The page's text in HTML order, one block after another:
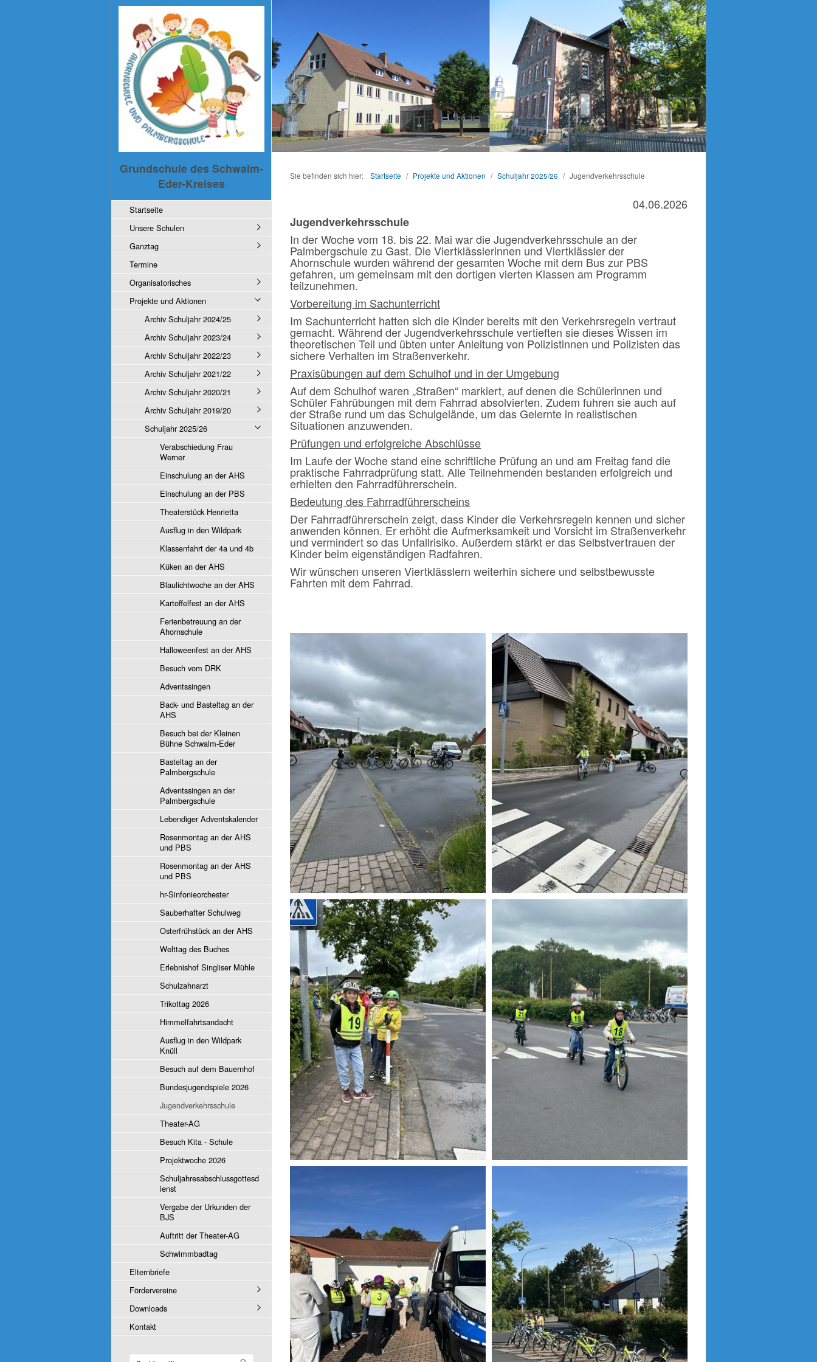
Grundschule des Schwalm-
Eder-Kreises
Startseite
Unsere Schulen
Ganztag
Termine
Organisatorisches
Projekte und Aktionen
Archiv Schuljahr 2024/25
Archiv Schuljahr 2023/24
Archiv Schuljahr 2022/23
Archiv Schuljahr 2021/22
Archiv Schuljahr 2020/21
Archiv Schuljahr 2019/20
Schuljahr 2025/26
Verabschiedung Frau
Werner
Einschulung an der AHS
Einschulung an der PBS
Theaterstück Henrietta
Ausflug in den Wildpark
Klassenfahrt der 4a und 4b
Küken an der AHS
Blaulichtwoche an der AHS
Kartoffelfest an der AHS
Ferienbetreuung an der
Ahornschule
Halloweenfest an der AHS
Besuch vom DRK
Adventssingen
Back- und Basteltag an der
AHS
Besuch bei der Kleinen
Bühne Schwalm-Eder
Basteltag an der
Palmbergschule
Adventssingen an der
Palmbergschule
Lebendiger Adventskalender
Rosenmontag an der AHS
und PBS
Rosenmontag an der AHS
und PBS
hr-Sinfonieorchester
Sauberhafter Schulweg
Osterfrühstück an der AHS
Welttag des Buches
Erlebnishof Singliser Mühle
Schulzahnarzt
Trikottag 2026
Himmelfahrtsandacht
Ausflug in den Wildpark
Knüll
Besuch auf dem Bauernhof
Bundesjugendspiele 2026
Jugendverkehrsschule
Theater-AG
Besuch Kita - Schule
Projektwoche 2026
Schuljahresabschlussgottesd
ienst
Vergabe der Urkunden der
BJS
Auftritt der Theater-AG
Schwimmbadtag
Elternbriefe
Fördervereine
Downloads
Kontakt
Sie befinden sich hier: Startseite / Projekte und Aktionen / Schuljahr 2025/26 / Jugendverkehrsschule
04.06.2026
Jugendverkehrsschule
In der Woche vom 18. bis 22. Mai war die Jugendverkehrsschule an der
Palmbergschule zu Gast. Die Viertklässlerinnen und Viertklässler der
Ahornschule wurden während der gesamten Woche mit dem Bus zur PBS
gefahren, um gemeinsam mit den dortigen vierten Klassen am Programm
teilzunehmen.
Vorbereitung im Sachunterricht
Im Sachunterricht hatten sich die Kinder bereits mit den Verkehrsregeln vertraut
gemacht. Während der Jugendverkehrsschule vertieften sie dieses Wissen im
theoretischen Teil und übten unter Anleitung von Polizistinnen und Polizisten das
sichere Verhalten im Straßenverkehr.
Praxisübungen auf dem Schulhof und in der Umgebung
Auf dem Schulhof waren „Straßen“ markiert, auf denen die Schülerinnen und
Schüler Fahrübungen mit dem Fahrrad absolvierten. Zudem fuhren sie auch auf
der Straße rund um das Schulgelände, um das Gelernte in realistischen
Situationen anzuwenden.
Prüfungen und erfolgreiche Abschlüsse
Im Laufe der Woche stand eine schriftliche Prüfung an und am Freitag fand die
praktische Fahrradprüfung statt. Alle Teilnehmenden bestanden erfolgreich und
erhielten den Fahrradführerschein.
Bedeutung des Fahrradführerscheins
Der Fahrradführerschein zeigt, dass Kinder die Verkehrsregeln kennen und sicher
anwenden können. Er erhöht die Aufmerksamkeit und Vorsicht im Straßenverkehr
und vermindert so das Unfallrisiko. Außerdem stärkt er das Selbstvertrauen der
Kinder beim eigenständigen Radfahren.
Wir wünschen unseren Viertklässlern weiterhin sichere und selbstbewusste
Fahrten mit dem Fahrrad.